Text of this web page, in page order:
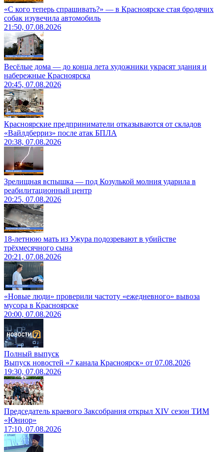
«С кого теперь спрашивать?» — в Красноярске стая бродячих
собак изувечила автомобиль
21:50, 07.08.2026
Весёлые дома — до конца лета художники украсят здания и
набережные Красноярска
20:45, 07.08.2026
Красноярские предприниматели отказываются от складов
«Вайлдберриз» после атак БПЛА
20:38, 07.08.2026
Зрелищная вспышка — под Козулькой молния ударила в
реабилитационный центр
20:25, 07.08.2026
18-летнюю мать из Ужура подозревают в убийстве
трёхмесячного сына
20:21, 07.08.2026
«Новые люди» проверили частоту «ежедневного» вывоза
мусора в Красноярске
20:00, 07.08.2026
Полный выпуск
Выпуск новостей «7 канала Красноярск» от 07.08.2026
19:30, 07.08.2026
Председатель краевого Заксобрания открыл XIV сезон ТИМ
«Юниор»
17:10, 07.08.2026